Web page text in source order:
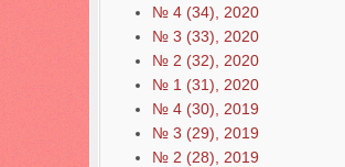
№ 4 (34), 2020
№ 3 (33), 2020
№ 2 (32), 2020
№ 1 (31), 2020
№ 4 (30), 2019
№ 3 (29), 2019
№ 2 (28), 2019